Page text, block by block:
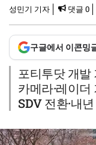
성민기 기자 댓글 0
구글에서 이콘밍
포티투닷 개발
카메라·레이
SDV 전환·내